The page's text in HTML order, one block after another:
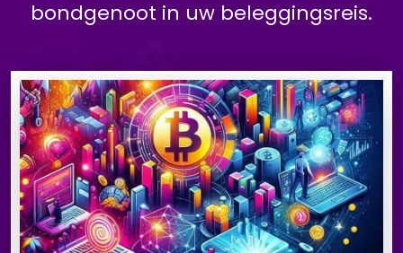
bondgenoot in uw beleggingsreis.